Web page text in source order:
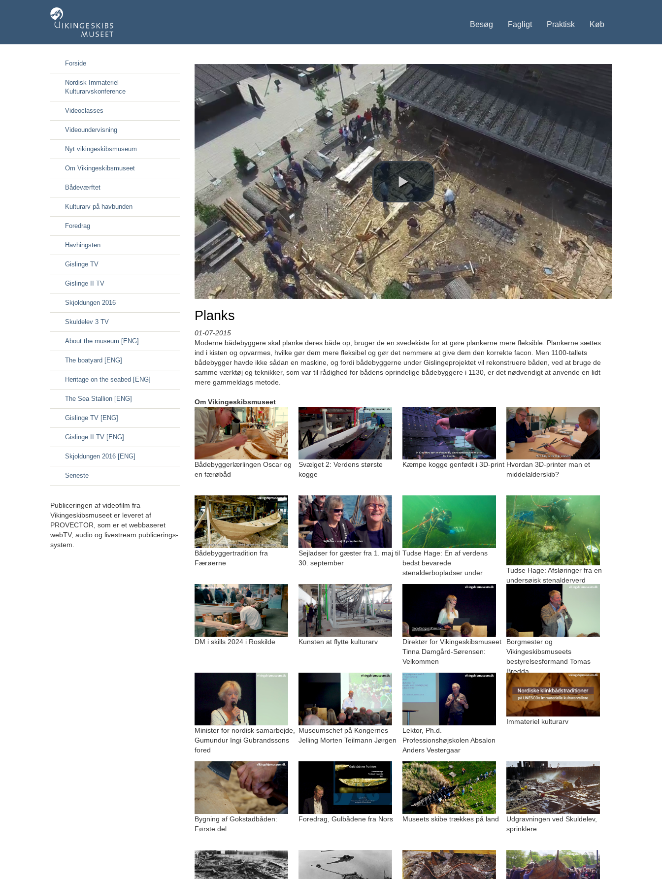
Besøg Fagligt Praktisk Køb
Forside
Nordisk Immateriel
Kulturarvskonference
Videoclasses
Videoundervisning
Nyt vikingeskibsmuseum
Om Vikingeskibsmuseet
Bådeværftet
Kulturarv på havbunden
Foredrag
Havhingsten
Gislinge TV
Gislinge II TV
Skjoldungen 2016
Skuldelev 3 TV
About the museum [ENG]
The boatyard [ENG]
Heritage on the seabed [ENG]
The Sea Stallion [ENG]
Gislinge TV [ENG]
Gislinge II TV [ENG]
Skjoldungen 2016 [ENG]
Seneste
Publiceringen af videofilm fra
Vikingeskibsmuseet er leveret af
PROVECTOR, som er et webbaseret
webTV, audio og livestream publicerings-
system.
Planks
01-07-2015
Moderne bådebyggere skal planke deres både op, bruger de en svedekiste for at gøre plankerne mere fleksible. Plankerne sættes
ind i kisten og opvarmes, hvilke gør dem mere fleksibel og gør det nemmere at give dem den korrekte facon. Men 1100-tallets
bådebygger havde ikke sådan en maskine, og fordi bådebyggerne under Gislingeprojektet vil rekonstruere båden, ved at bruge de
samme værktøj og teknikker, som var til rådighed for bådens oprindelige bådebyggere i 1130, er det nødvendigt at anvende en lidt
mere gammeldags metode.
Om Vikingeskibsmuseet
Bådebyggerlærlingen Oscar og
en færøbåd
Svælget 2: Verdens største
kogge
Kæmpe kogge genfødt i 3D-print Hvordan 3D-printer man et
middelalderskib?
Bådebyggertradition fra
Færøerne
Sejladser for gæster fra 1. maj til
30. september
Tudse Hage: En af verdens
bedst bevarede
stenalderbopladser under
Tudse Hage: Afsløringer fra en
undersøisk stenalderverd
DM i skills 2024 i Roskilde Kunsten at flytte kulturarv
Direktør for Vikingeskibsmuseet
Tinna Damgård-Sørensen:
Velkommen
Borgmester og
Vikingeskibsmuseets
bestyrelsesformand Tomas
Bredda
Minister for nordisk samarbejde,
Gumundur Ingi Gubrandssons
fored
Museumschef på Kongernes
Jelling Morten Teilmann Jørgen
Lektor, Ph.d.
Professionshøjskolen Absalon
Anders Vestergaar
Immateriel kulturarv
Bygning af Gokstadbåden:
Første del
Foredrag, Gulbådene fra Nors Museets skibe trækkes på land
Udgravningen ved Skuldelev,
sprinklere